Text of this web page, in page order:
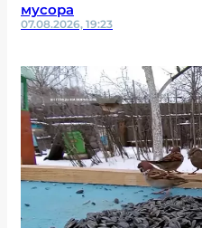
мусора
07.08.2026, 19:23